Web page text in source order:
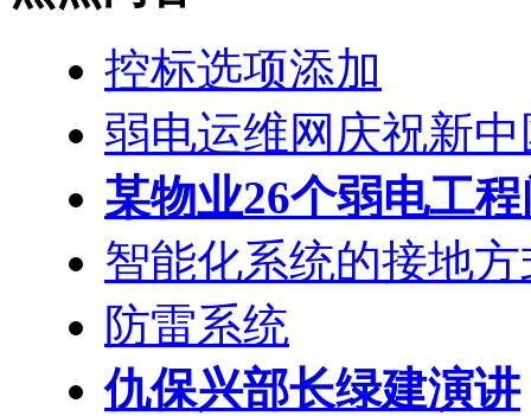
控标选项添加
弱电运维网庆祝新
某物业26个弱电工
智能化系统的接地
防雷系统
仇保兴部长绿建演讲